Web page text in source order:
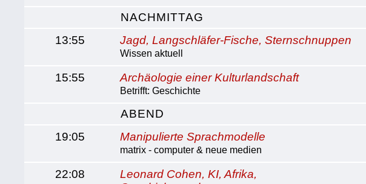
NACHMITTAG
13:55
Jagd, Langschläfer-Fische, Sternschnuppen
Wissen aktuell
15:55 Archäologie einer Kulturlandschaft
Betrifft: Geschichte
ABEND
19:05
Manipulierte Sprachmodelle
matrix - computer & neue medien
22:08
Leonard Cohen, KI, Afrika,